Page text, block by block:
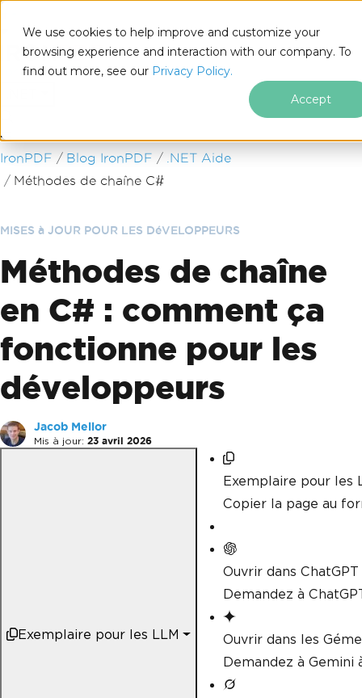
We use cookies to help improve and customize your
browsing experience and interaction with our company. To
find out more, see our Privacy Policy.
Accept
Passer au contenu du pied de page
IronPDF Blog IronPDF
.NET Aide
Méthodes de chaîne C#
MISES à JOUR POUR LES DéVELOPPEURS
Méthodes de chaîne
en C# : comment ça
fonctionne pour les
développeurs
Jacob Mellor
Mis à jour: 23 avril 2026
Exemplaire pour les LLM
Exemplaire pour les
Copier la page au
Ouvrir dans ChatGPT
Demandez à
Ouvrir dans les
Demandez à